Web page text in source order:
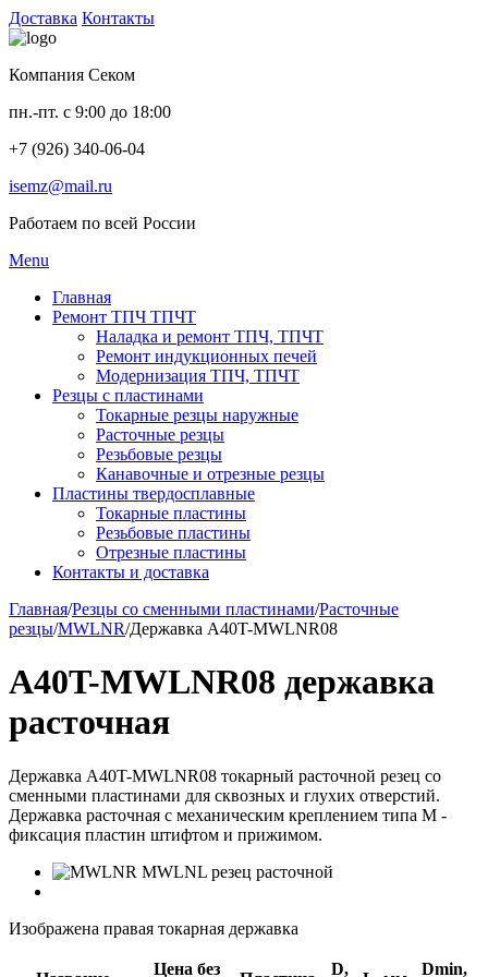
Доставка Контакты
Компания Секом
пн.-пт. с 9:00 до 18:00
+7 (926) 340-06-04
isemz@mail.ru
Работаем по всей России
Menu
Главная
Ремонт ТПЧ ТПЧТ
Наладка и ремонт ТПЧ, ТПЧТ
Ремонт индукционных печей
Модернизация ТПЧ, ТПЧТ
Резцы с пластинами
Токарные резцы наружные
Расточные резцы
Резьбовые резцы
Канавочные и отрезные резцы
Пластины твердосплавные
Токарные пластины
Резьбовые пластины
Отрезные пластины
Контакты и доставка
Главная/Резцы со сменными пластинами/Расточные
резцы/MWLNR/Державка A40T-MWLNR08
A40T-MWLNR08 державка
расточная
Державка A40T-MWLNR08 токарный расточной резец со
сменными пластинами для сквозных и глухих отверстий.
Державка расточная с механическим креплением типа M -
фиксация пластин штифтом и прижимом.
Изображена правая токарная державка
Цена без D, Dmin,